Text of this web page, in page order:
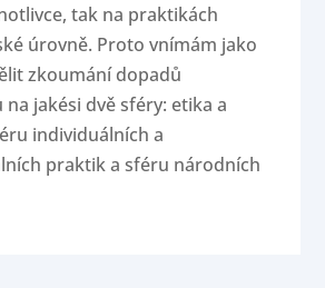
tak na praktikách
úrovně. Proto vnímám jako
zkoumání dopadů
jakési dvě sféry: etika a
individuálních a
praktik a sféru národních